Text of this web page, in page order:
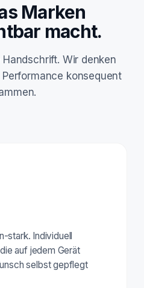
Marken
macht.
Wir denken
konsequent
stark. Individuell
auf jedem Gerät
selbst gepflegt